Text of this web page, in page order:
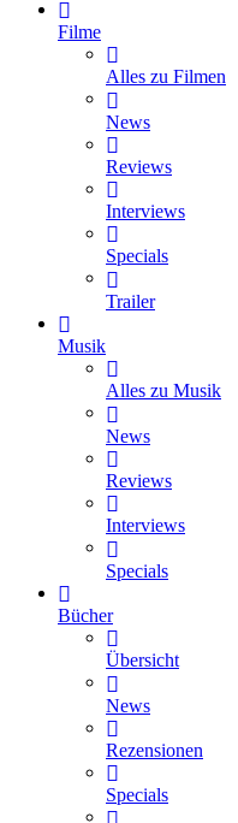
Filme
Alles zu Filmen
News
Reviews
Interviews
Specials
Trailer
Musik
Alles zu Musik
News
Reviews
Interviews
Specials
Bücher
Übersicht
News
Rezensionen
Specials